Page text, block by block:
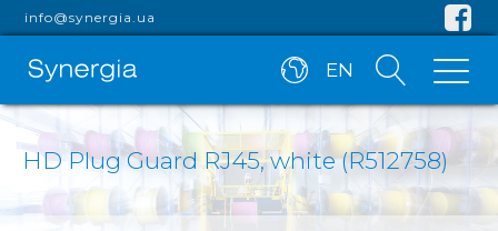
info@synergia.ua
EN
HD Plug Guard RJ45, white (R512758)